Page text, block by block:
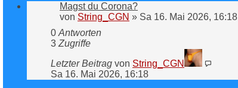
Magst du Corona?
von String_CGN » Sa 16. Mai 2026, 16:18
0 Antworten
3 Zugriffe
Letzter Beitrag von String_CGN
Sa 16. Mai 2026, 16:18